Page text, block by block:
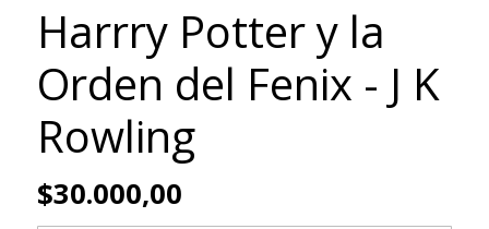
Harrry Potter y la
Orden del Fenix - J K
Rowling
$30.000,00